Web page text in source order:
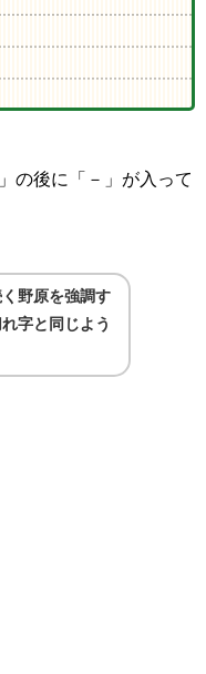
」の後に「－」が入って
く野原を強調す
字と同じよう